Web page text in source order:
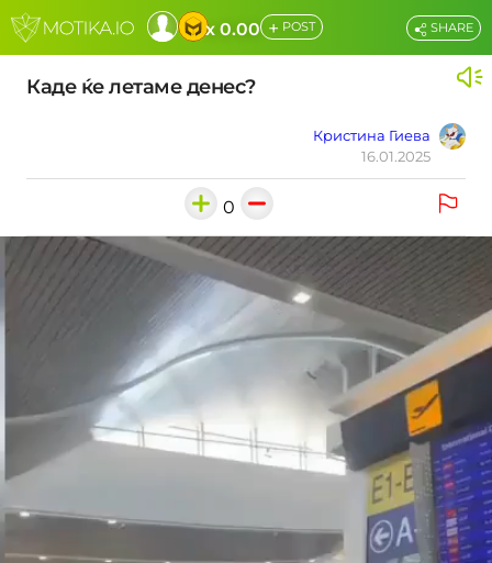
x 0.00 + POST
Каде ќе летаме денес?
Кристина Гиева
16.01.2025
SHARE
0